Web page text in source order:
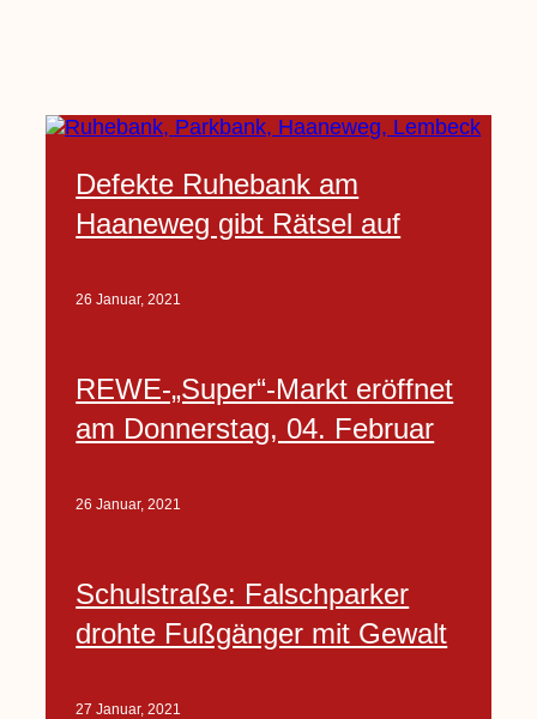
Defekte Ruhebank am
Haaneweg gibt Rätsel auf
26 Januar, 2021
REWE-„Super“-Markt eröffnet
am Donnerstag, 04. Februar
26 Januar, 2021
Schulstraße: Falschparker
drohte Fußgänger mit Gewalt
27 Januar, 2021